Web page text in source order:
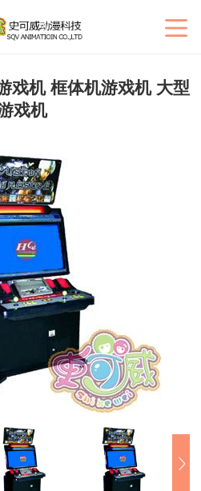
戏机 框体机游戏机 大型
戏机